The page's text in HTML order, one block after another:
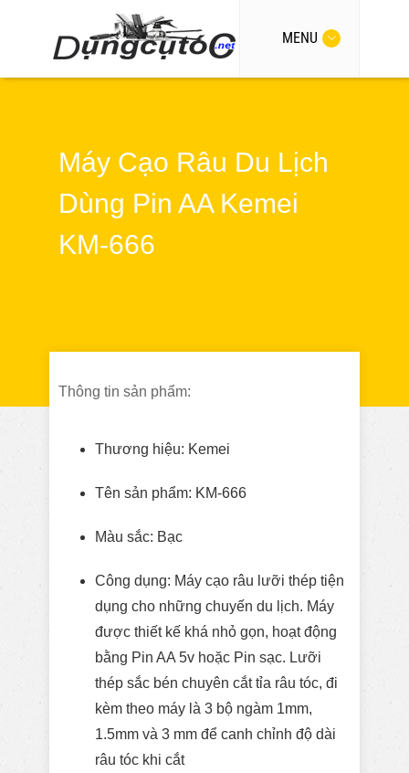
MENU
Máy Cạo Râu Du Lịch
Dùng Pin AA Kemei
KM-666
Thông tin sản phẩm:
Thương hiệu: Kemei
Tên sản phẩm: KM-666
Màu sắc: Bạc
Công dụng: Máy cạo râu lưỡi thép tiện
dụng cho những chuyến du lịch. Máy
được thiết kế khá nhỏ gọn, hoạt động
bằng Pin AA 5v hoặc Pin sạc. Lưỡi
thép sắc bén chuyên cắt tỉa râu tóc, đi
kèm theo máy là 3 bộ ngàm 1mm,
1.5mm và 3 mm để canh chỉnh độ dài
râu tóc khi cắt